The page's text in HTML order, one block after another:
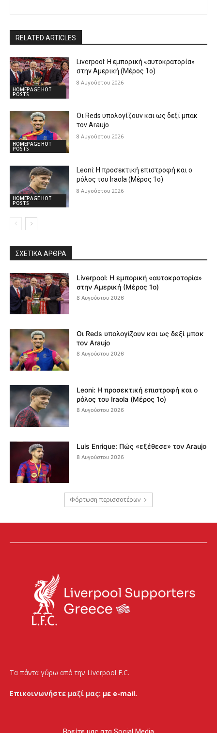
RELATED ARTICLES
HOMEPAGE HOT
POSTS
Liverpool: Η εμπορική «αυτοκρατορία»
στην Αμερική (Μέρος 1ο)
8 Αυγούστου 2026
HOMEPAGE HOT
POSTS
Οι Reds υπολογίζουν και ως δεξί μπακ
τον Araujo
8 Αυγούστου 2026
HOMEPAGE HOT
POSTS
Leoni: Η προσεκτική επιστροφή και ο
ρόλος του Iraola (Μέρος 1ο)
8 Αυγούστου 2026
ΣΧΕΤΙΚΆ ΆΡΘΡΑ
Liverpool: Η εμπορική «αυτοκρατορία»
στην Αμερική (Μέρος 1ο)
8 Αυγούστου 2026
Οι Reds υπολογίζουν και ως δεξί μπακ
τον Araujo
8 Αυγούστου 2026
Leoni: Η προσεκτική επιστροφή και ο
ρόλος του Iraola (Μέρος 1ο)
8 Αυγούστου 2026
Luis Enrique: Πώς «εξέθεσε» τον Araujo
8 Αυγούστου 2026
Φόρτωση περισσοτέρων
Τα πάντα γύρω από την Liverpool F.C.
Επικοινωνήστε μαζί μας: με e-mail.